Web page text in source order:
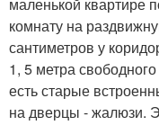
комнату на
сантиметров у
1, 5 метра
есть старые
на дверцы - жалюзи.